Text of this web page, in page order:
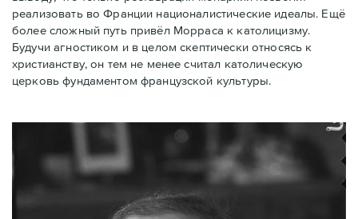
реализовать во Франции националистические идеалы. Ещё
более сложный путь привёл Морраса к католицизму.
Будучи агностиком и в целом скептически относясь к
христианству, он тем не менее считал католическую
церковь фундаментом французской культуры.